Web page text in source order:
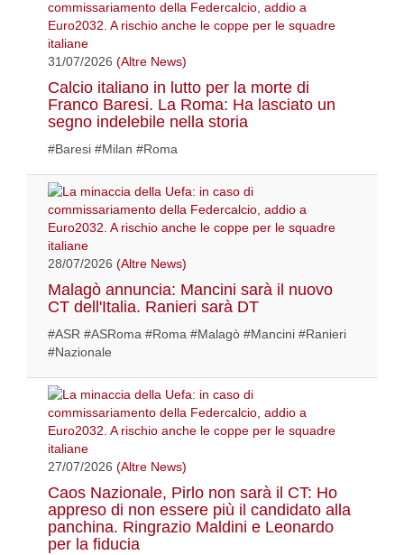
31/07/2026 (Altre News)
Calcio italiano in lutto per la morte di
Franco Baresi. La Roma: Ha lasciato un
segno indelebile nella storia
#Baresi #Milan #Roma
28/07/2026 (Altre News)
Malagò annuncia: Mancini sarà il nuovo
CT dell'Italia. Ranieri sarà DT
#ASR #ASRoma #Roma #Malagò #Mancini #Ranieri
#Nazionale
27/07/2026 (Altre News)
Caos Nazionale, Pirlo non sarà il CT: Ho
appreso di non essere più il candidato alla
panchina. Ringrazio Maldini e Leonardo
per la fiducia